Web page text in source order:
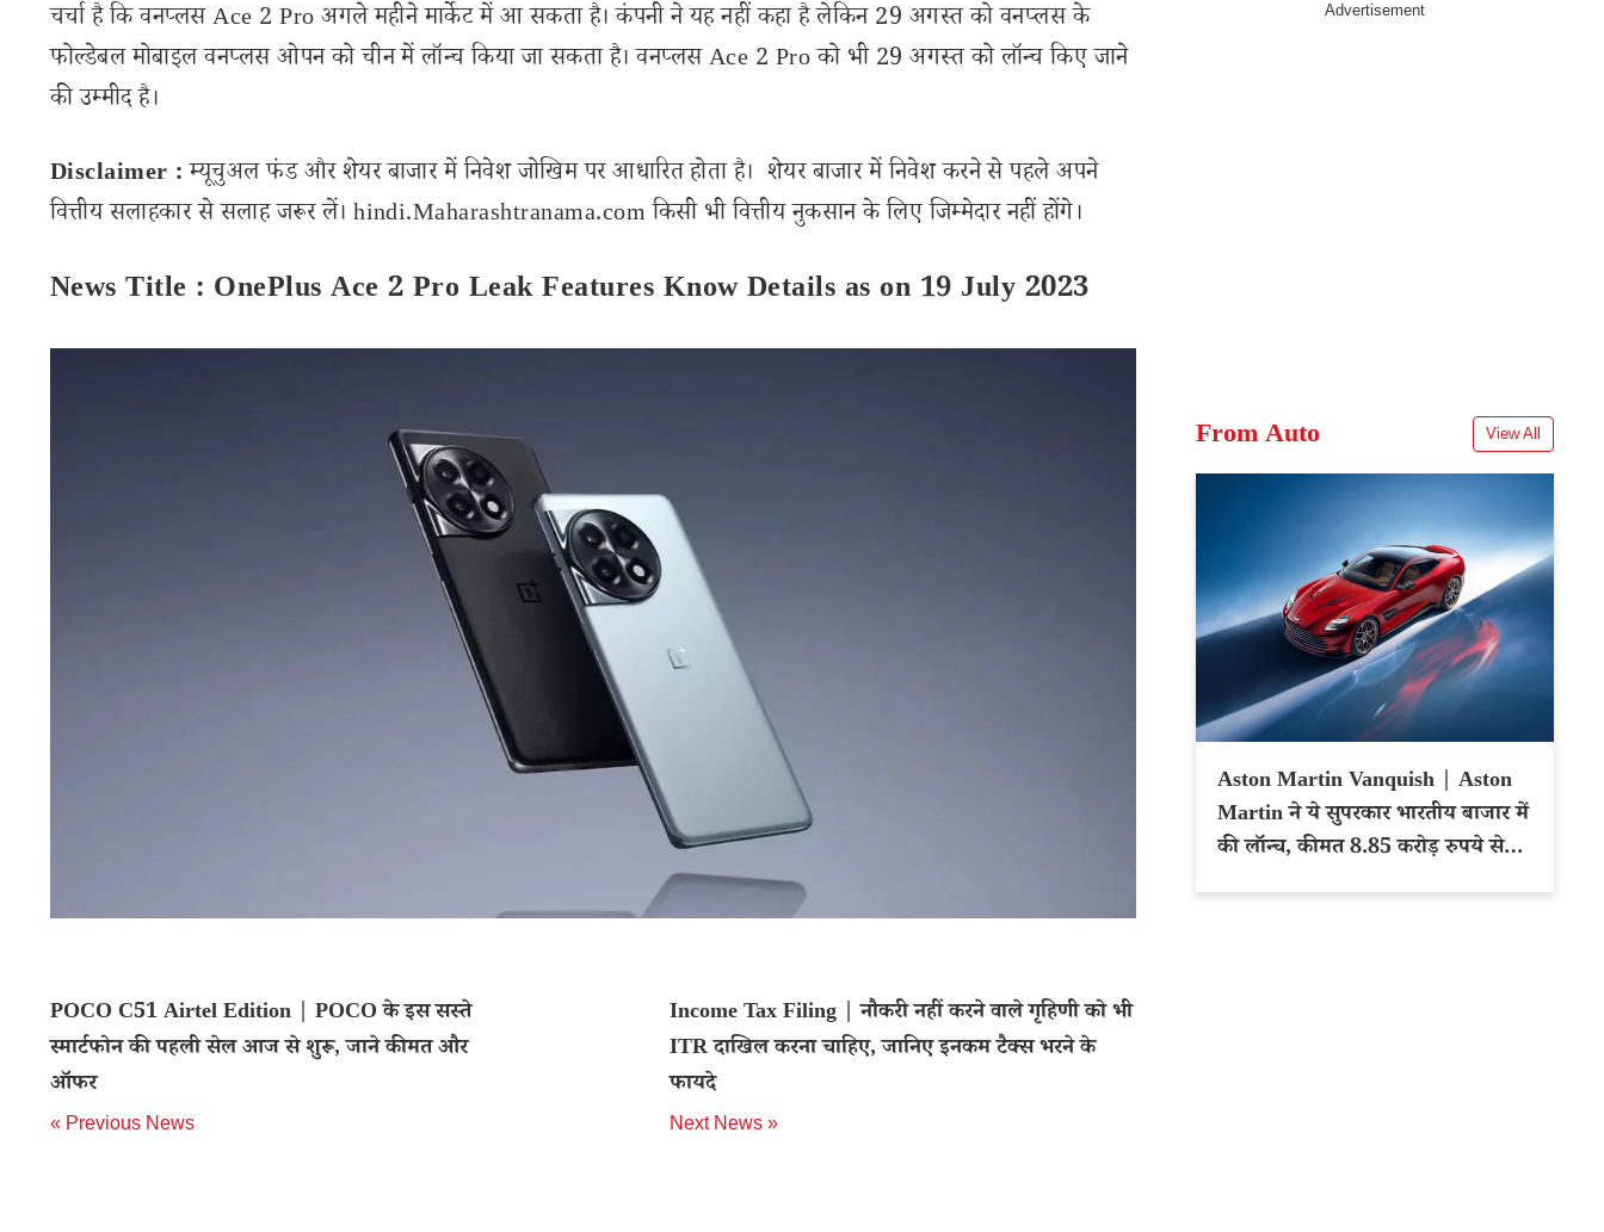
चर्चा है कि वनप्लस Ace 2 Pro अगले महीने मार्केट में आ सकता है। कंपनी ने यह नहीं कहा है लेकिन 29 अगस्त को वनप्लस के
फोल्डेबल मोबाइल वनप्लस ओपन को चीन में लॉन्च किया जा सकता है। वनप्लस Ace 2 Pro को भी 29 अगस्त को लॉन्च किए जाने
की उम्मीद है।
Disclaimer :म्यूचुअल फंड और शेयर बाजार में निवेश जोखिम पर आधारित होता है। शेयर बाजार में निवेश करने से पहले अपने
वित्तीय सलाहकार से सलाह जरूर लें। hindi.Maharashtranama.com किसी भी वित्तीय नुकसान के लिए जिम्मेदार नहीं होंगे।
News Title : OnePlus Ace 2 Pro Leak Features Know Details as on 19 July 2023
POCO C51 Airtel Edition | POCO के इस सस्ते
स्मार्टफोन की पहली सेल आज से शुरू, जाने कीमत और
ऑफर
« Previous News
Income Tax Filing | नौकरी नहीं करने वाले गृहिणी को भी
ITR दाखिल करना चाहिए, जानिए इनकम टैक्स भरने के
फायदे
Next News »
From Auto View All
Aston Martin Vanquish | Aston
Martin ने ये सुपरकार भारतीय बाजार में
की लॉन्च, कीमत 8.85 करोड़ रुपये से